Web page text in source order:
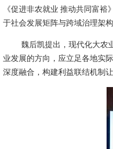
《促进非农就业 推动共同富裕
于社会发展矩阵与跨域治理架构
魏后凯提出，现代化大农
业发展的方向，应立足各地实
深度融合，构建利益联结机制